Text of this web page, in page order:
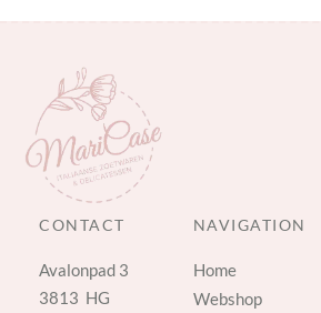
CONTACT
Avalonpad 3
3813 HG
NAVIGATION
Home
Webshop